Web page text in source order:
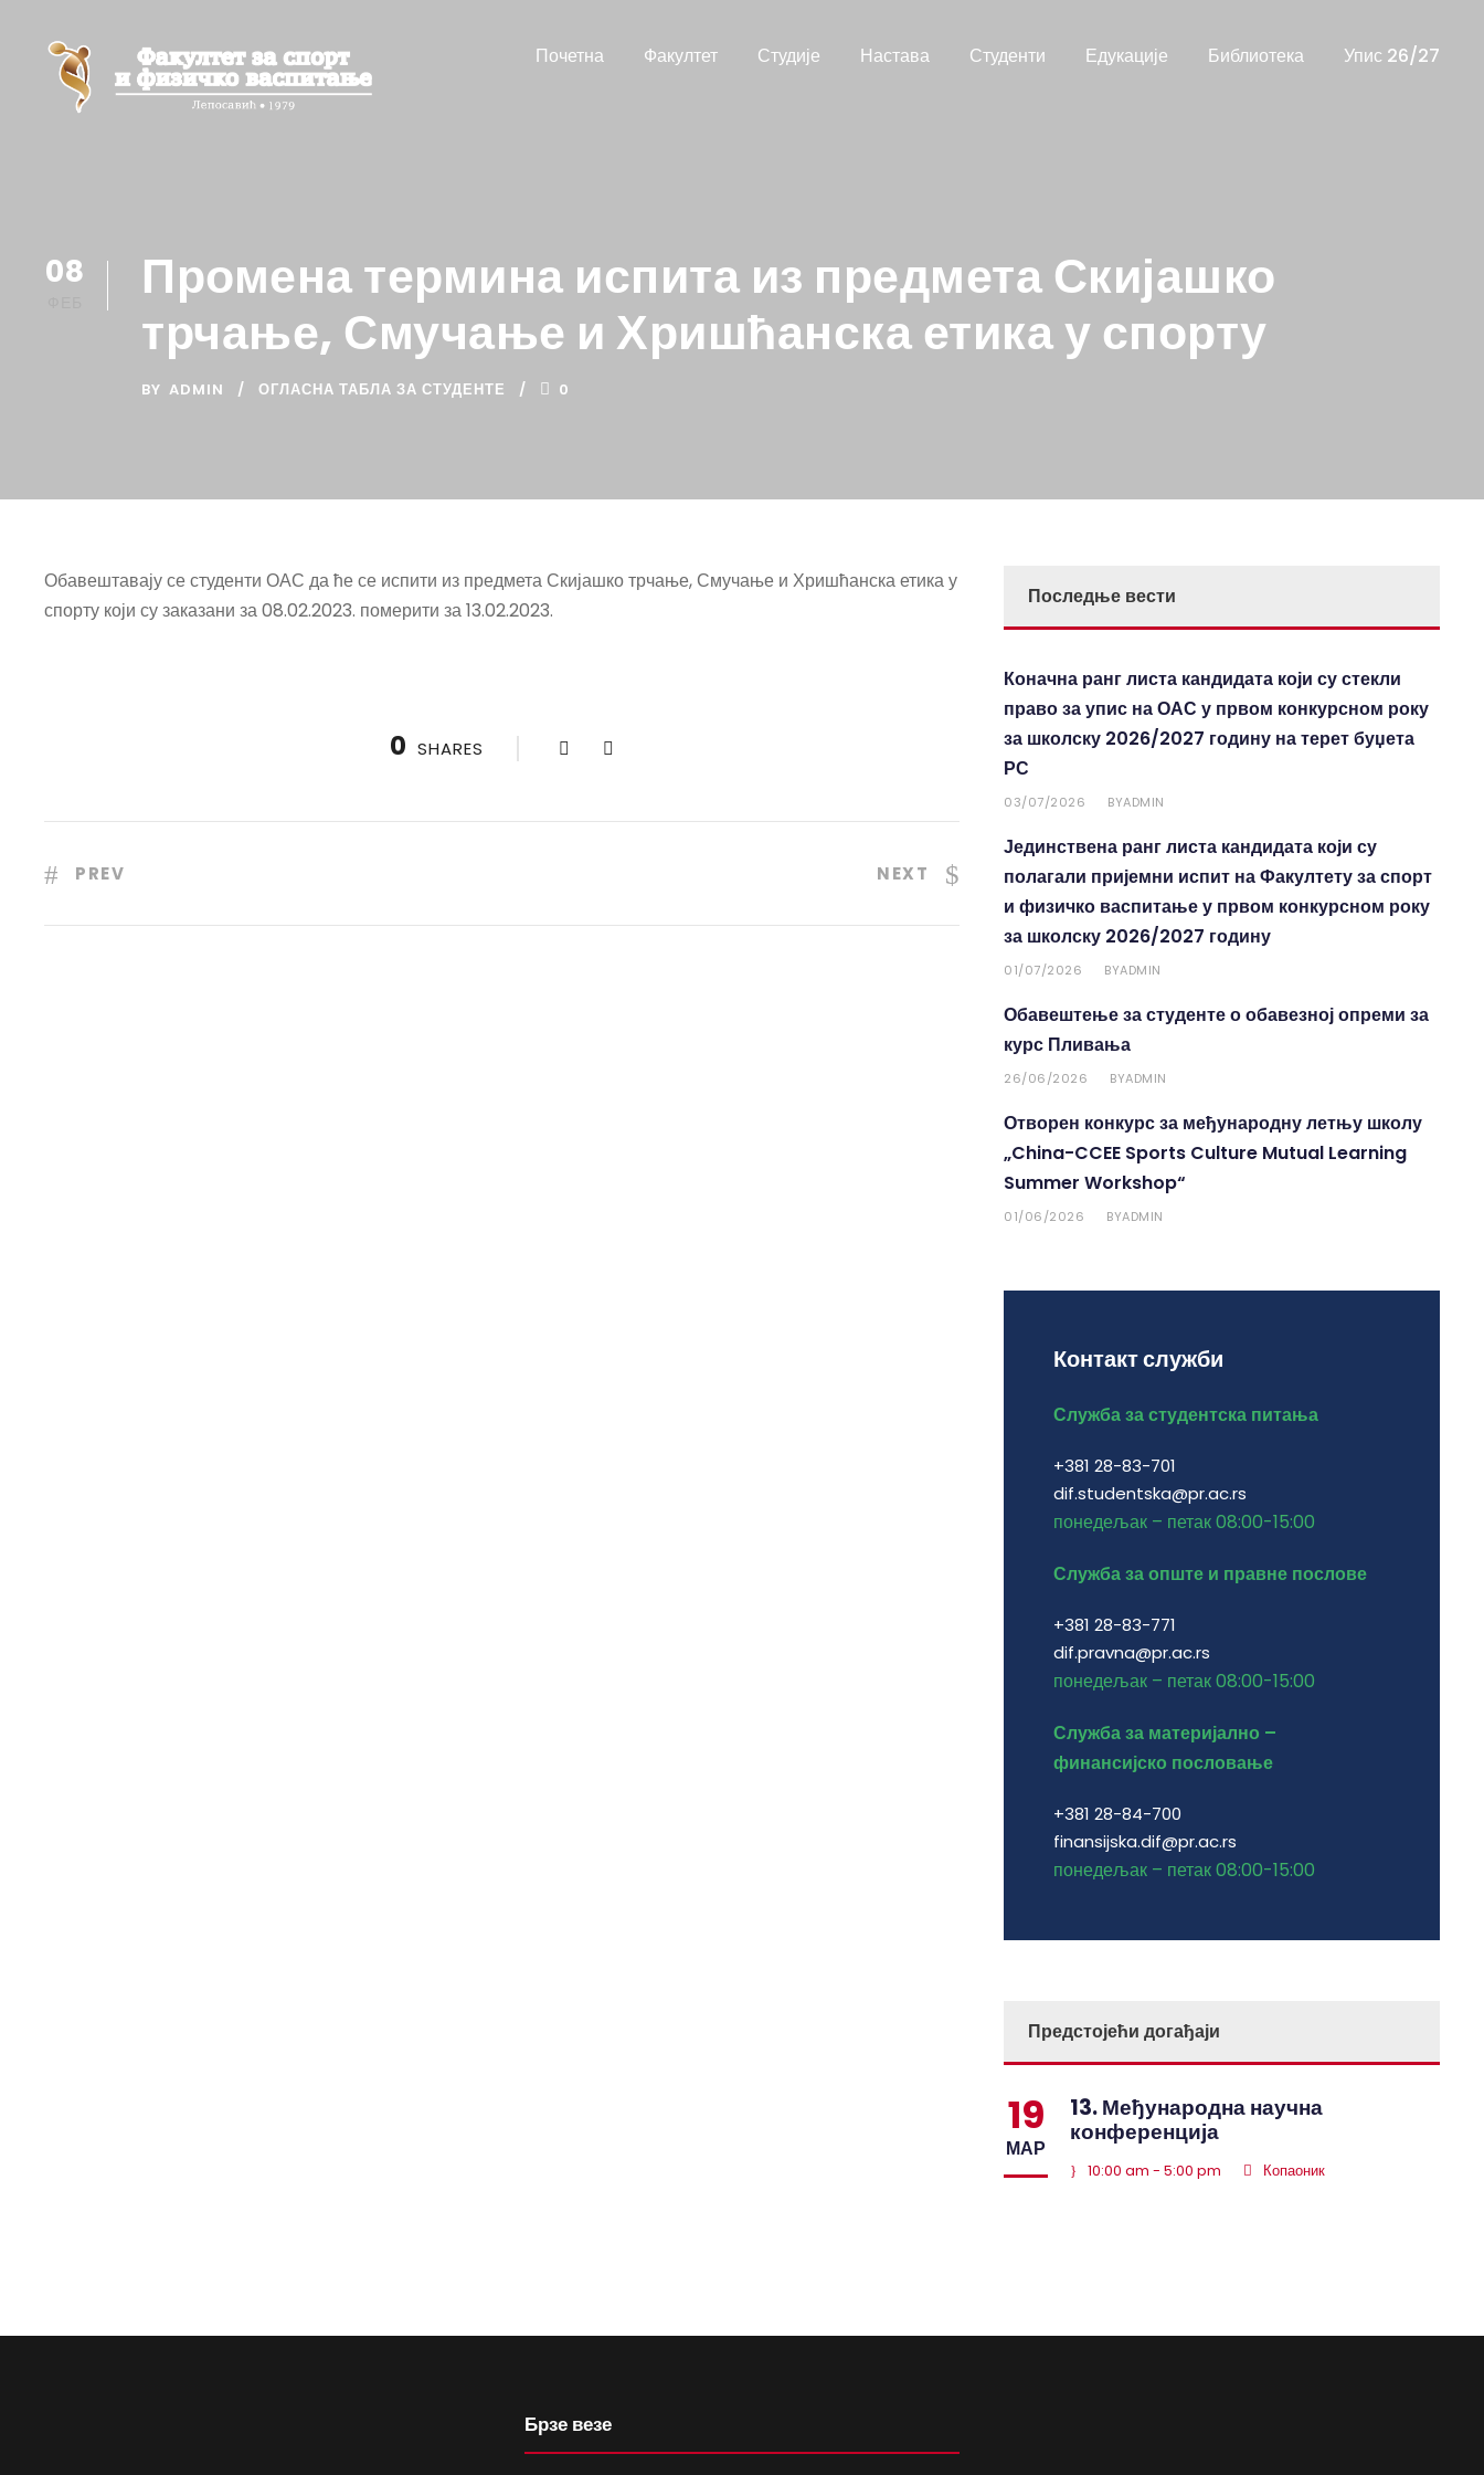
Почетна Факултет Студије Настава Студенти Едукације Библиотека Упис 26/27
08
Промена термина испита из предмета Скијашко
трчање, Смучање и Хришћанска етика у спорту
BY ADMIN ОГЛАСНА ТАБЛА ЗА СТУДЕНТЕ 0
Обавештавају се студенти ОАС да ће се испити из предмета Скијашко трчање, Смучање и Хришћанска етика у
спорту који су заказани за 08.02.2023. померити за 13.02.2023.
0 SHARES
PREV NEXT
Последње вести
Коначна ранг листа кандидата који су стекли
право за упис на ОАС у првом конкурсном року
за школску 2026/2027 годину на терет буџета
РС
03/07/2026 BYADMIN
Јединствена ранг листа кандидата који су
полагали пријемни испит на Факултету за спорт
и физичко васпитање у првом конкурсном року
за школску 2026/2027 годину
01/07/2026 BYADMIN
Обавештење за студенте о обавезној опреми за
курс Пливања
26/06/2026 BYADMIN
Отворен конкурс за међународну летњу школу
„China-CCEE Sports Culture Mutual Learning
Summer Workshop“
01/06/2026 BYADMIN
Контакт служби
Служба за студентска питања
+381 28-83-701
dif.studentska@pr.ac.rs
понедељак – петак 08:00-15:00
Служба за опште и правне послове
+381 28-83-771
dif.pravna@pr.ac.rs
понедељак – петак 08:00-15:00
Служба за материјално –
финансијско пословање
+381 28-84-700
finansijska.dif@pr.ac.rs
понедељак – петак 08:00-15:00
Предстојећи догађаји
19
МАР
13. Међународна научна
конференција
10:00 am - 5:00 pm Копаоник
Брзе везе